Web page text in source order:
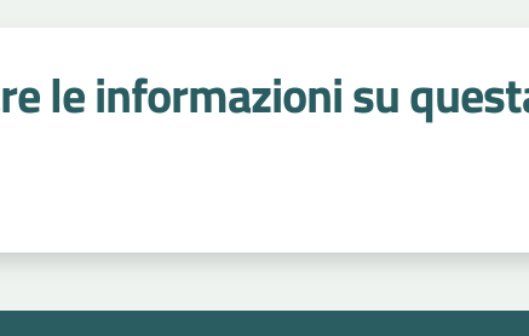
le informazioni su
5 stelle